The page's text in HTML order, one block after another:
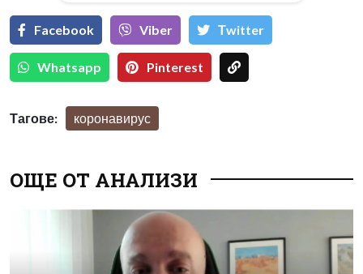
Facebook Viber Тwitter
Whatsapp Pinterest
Тагове: коронавирус
ОЩЕ ОТ АНАЛИЗИ